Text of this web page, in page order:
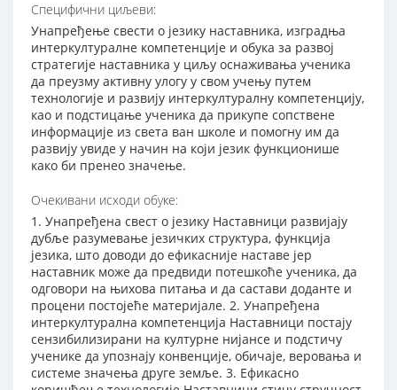
Специфични циљеви:
Унапређење свести о језику наставника, изградња
интеркултуралне компетенције и обука за развој
стратегије наставника у циљу оснаживања ученика
да преузму активну улогу у свом учењу путем
технологије и развију интеркултуралну компетенцију,
као и подстицање ученика да прикупе сопствене
информације из света ван школе и помогну им да
развију увиде у начин на који језик функционише
како би пренео значење.
Очекивани исходи обуке:
1. Унапређена свест о језику Наставници развијају
дубље разумевање језичких структура, функција
језика, што доводи до ефикасније наставе јер
наставник може да предвиди потешкоће ученика, да
одговори на њихова питања и да састави доданте и
процени постојеће материјале. 2. Унапређена
интеркултурална компетенција Наставници постају
сензибилизирани на културне нијансе и подстичу
ученике да упознају конвенције, обичаје, веровања и
системе значења друге земље. 3. Ефикасно